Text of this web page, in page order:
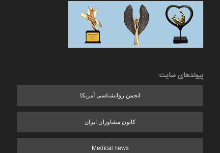
پیوندهای سایت
انجمن روانشناسی آمریکا
کانون مشاوران ایران
Medical news